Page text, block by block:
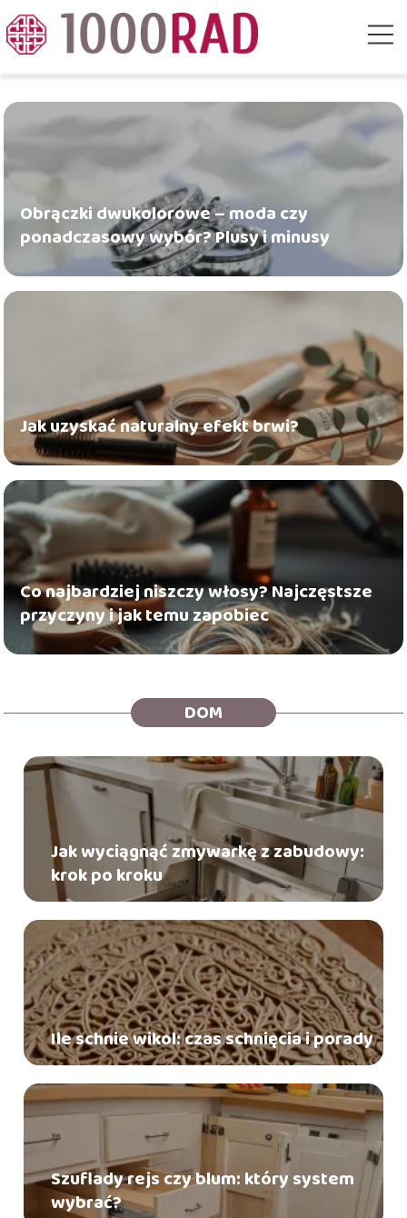
Obrączki dwukolorowe – moda czy
ponadczasowy wybór? Plusy i minusy
Jak uzyskać naturalny efekt brwi?
Co najbardziej niszczy włosy? Najczęstsze
przyczyny i jak temu zapobiec
DOM
Jak wyciągnąć zmywarkę z zabudowy:
krok po kroku
Ile schnie wikol: czas schnięcia i porady
Szuflady rejs czy blum: który system
wybrać?